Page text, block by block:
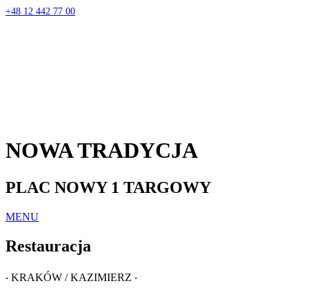
+48 12 442 77 00
NOWA TRADYCJA
PLAC NOWY 1 TARGOWY
MENU
Restauracja
‧ KRAKÓW / KAZIMIERZ ‧